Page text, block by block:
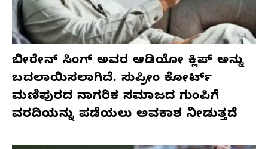
ಬೀರೇನ್ ಸಿಂಗ್ ಅವರ ಆಡಿಯೋ ಕ್ಲಿಪ್ ಅನ್ನು
ಬದಲಾಯಿಸಲಾಗಿದೆ. ಸುಪ್ರೀಂ ಕೋರ್ಟ್
ಮಣಿಪುರದ ನಾಗರಿಕ ಸಮಾಜದ ಗುಂಪಿಗೆ
ವರದಿಯನ್ನು ಪಡೆಯಲು ಅವಕಾಶ ನೀಡುತ್ತದೆ